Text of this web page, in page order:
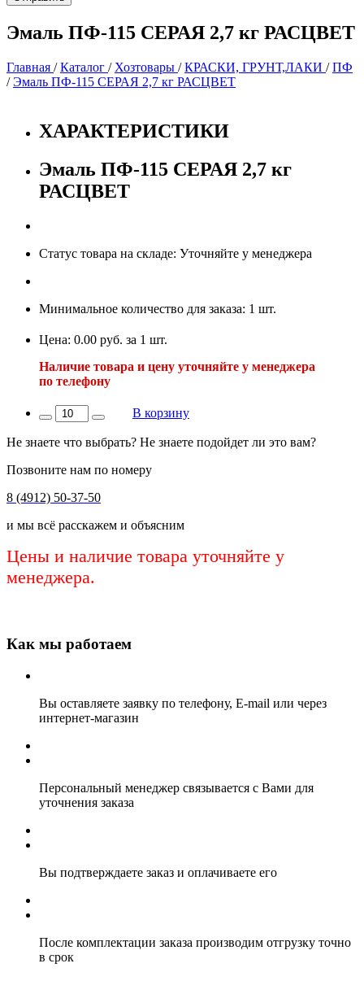
Эмаль ПФ-115 СЕРАЯ 2,7 кг РАСЦВЕТ
Главная /Каталог / Хозтовары /КРАСКИ, ГРУНТ,ЛАКИ /ПФ
/Эмаль ПФ-115 СЕРАЯ 2,7 кг РАСЦВЕТ
ХАРАКТЕРИСТИКИ
Эмаль ПФ-115 СЕРАЯ 2,7 кг
РАСЦВЕТ
Статус товара на складе: Уточняйте у менеджера
Минимальное количество для заказа: 1 шт.
Цена: 0.00 руб. за 1 шт.
Наличие товара и цену уточняйте у менеджера
по телефону
В корзину
Не знаете что выбрать? Не знаете подойдет ли это вам?
Позвоните нам по номеру
8 (4912) 50-37-50
и мы всё расскажем и объясним
Цены и наличие товара уточняйте у
менеджера.
Как мы работаем
Вы оставляете заявку по телефону, E-mail или через
интернет-магазин
Персональный менеджер связывается с Вами для
уточнения заказа
Вы подтверждаете заказ и оплачиваете его
После комплектации заказа производим отгрузку точно
в срок